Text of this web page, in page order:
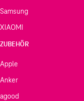
Samsung
XIAOMI
ZUBEHÖR
Apple
Anker
agood